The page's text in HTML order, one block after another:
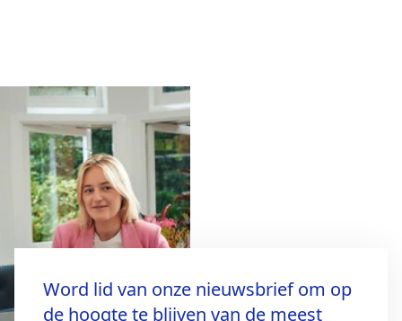
Word lid van onze nieuwsbrief om op
de hoogte te blijven van de meest